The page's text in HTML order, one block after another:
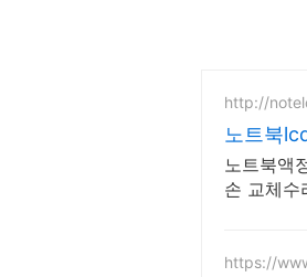
http://
노트북
노트북액
손 교체수
https://